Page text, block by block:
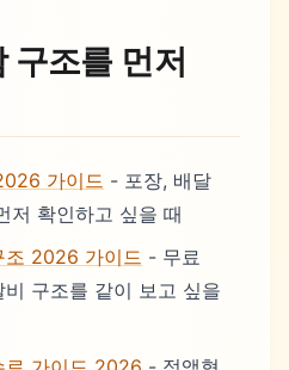
구조를 먼저
가이드 - 포장, 배달
저 확인하고 싶을 때
조 2026 가이드 - 무료
구조를 같이 보고 싶을